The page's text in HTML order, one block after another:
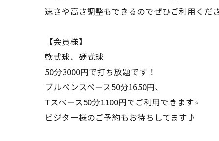
速さや高さ調整もできるのでぜひご利用くだ
【会員様】
軟式球、硬式球
50分3000円で打ち放題です！
ブルペンスペース50分1650円、
Tスペース50分1100円でご利用できます⭐️
ビジター様のご予約もお待ちしてます♪